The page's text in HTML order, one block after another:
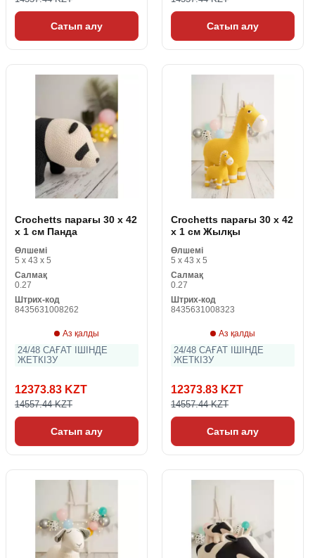
Сатып алу Сатып алу
Crochetts парағы 30 x 42
x 1 см Панда
Өлшемі
5 x 43 x 5
Салмақ
0.27
Штрих-код
8435631008262
Аз қалды
24/48 САҒАТ ІШІНДЕ
ЖЕТКІЗУ
12373.83 KZT
14557.44 KZT
Сатып алу
Crochetts парағы 30 x 42
x 1 см Жылқы
Өлшемі
5 x 43 x 5
Салмақ
0.27
Штрих-код
8435631008323
Аз қалды
24/48 САҒАТ ІШІНДЕ
ЖЕТКІЗУ
12373.83 KZT
14557.44 KZT
Сатып алу